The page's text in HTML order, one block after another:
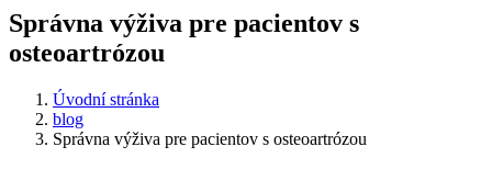
Správna výživa pre pacientov s
osteoartrózou
Úvodní stránka
blog
Správna výživa pre pacientov s osteoartrózou